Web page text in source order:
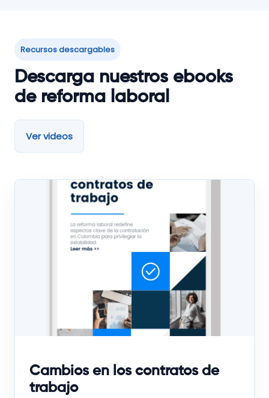
Recursos descargables
Descarga nuestros ebooks
de reforma laboral
Ver videos
Cambios en los contratos de
trabajo